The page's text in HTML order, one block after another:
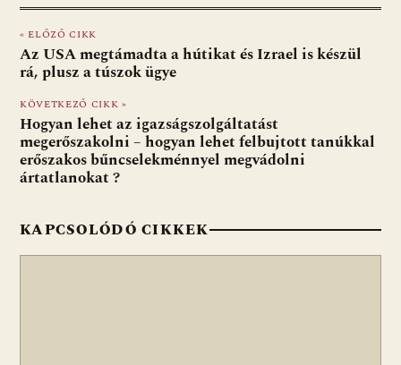
e
b
o
o
k
er at
s
A
p
p
d
di
t
ai
l
t za
m
« ELŐZŐ CIKK
Az USA megtámadta a hútikat és Izrael is készül
rá, plusz a túszok ügye
KÖVETKEZŐ CIKK »
Hogyan lehet az igazságszolgáltatást
megerőszakolni – hogyan lehet felbujtott tanúkkal
erőszakos bűncselekménnyel megvádolni
ártatlanokat ?
KAPCSOLÓDÓ CIKKEK